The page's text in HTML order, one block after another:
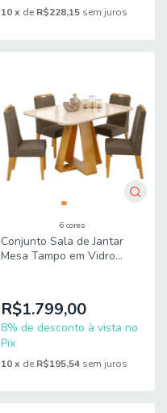
10 x de R$228,15 sem juros
6 cores
Conjunto Sala de Jantar
Mesa Tampo em Vidro
R$1.799,00
8% de desconto à vista no
Pix
10 x de R$195,54 sem juros